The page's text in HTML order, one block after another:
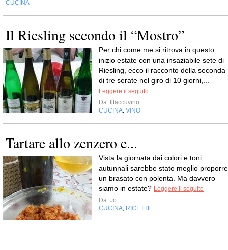
CUCINA
Il Riesling secondo il “Mostro”
Per chi come me si ritrova in questo
inizio estate con una insaziabile sete di
Riesling, ecco il racconto della seconda
di tre serate nel giro di 10 giorni,...
Leggere il seguito
Da
Iltaccuvino
CUCINA VINO
Tartare allo zenzero e...
Vista la giornata dai colori e toni
autunnali sarebbe stato meglio proporre
un brasato con polenta. Ma davvero
siamo in estate? Leggere il seguito
Da Jo
CUCINA RICETTE